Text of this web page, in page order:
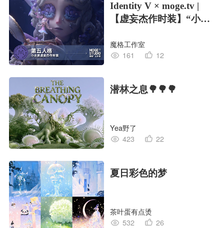
Identity V × moge.tv |
【虚妄杰作时装】“小女
魔格工作室
161
12
潜林之息🌳🌳🌳
Yea野了
423
22
夏日彩色的梦
茶叶蛋有点烫
532
26